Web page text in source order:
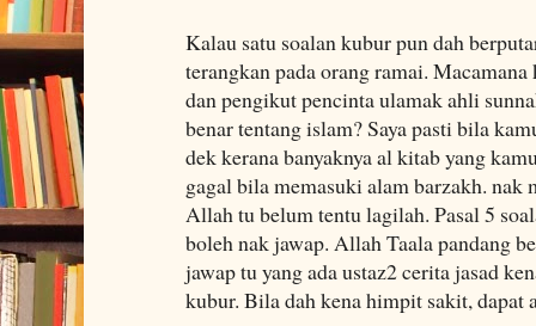
Kalau satu soalan kubur pun dah
terangkan pada orang ramai.
dan pengikut pencinta ulamak ahli
benar tentang islam? Saya pasti bila
dek kerana banyaknya al kitab yang
gagal bila memasuki alam barzakh. nak
Allah tu belum tentu lagilah. Pasal 5
boleh nak jawap. Allah Taala pandang
jawap tu yang ada ustaz2 cerita jasad
kubur. Bila dah kena himpit sakit, dapat